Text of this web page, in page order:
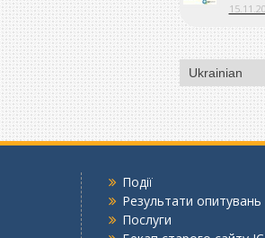
Вибрати
мову
Події
Результати опитувань
Послуги